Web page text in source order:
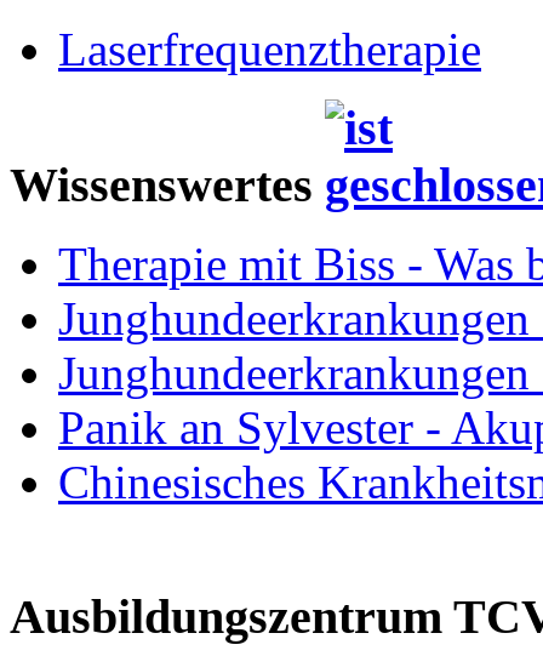
Laserfrequenztherapie
Wissenswertes
Therapie mit Biss - Was
Panik an Sylvester -
Chinesisches
Ausbildungszentrum